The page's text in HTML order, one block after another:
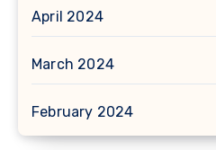
April 2024
March 2024
February 2024